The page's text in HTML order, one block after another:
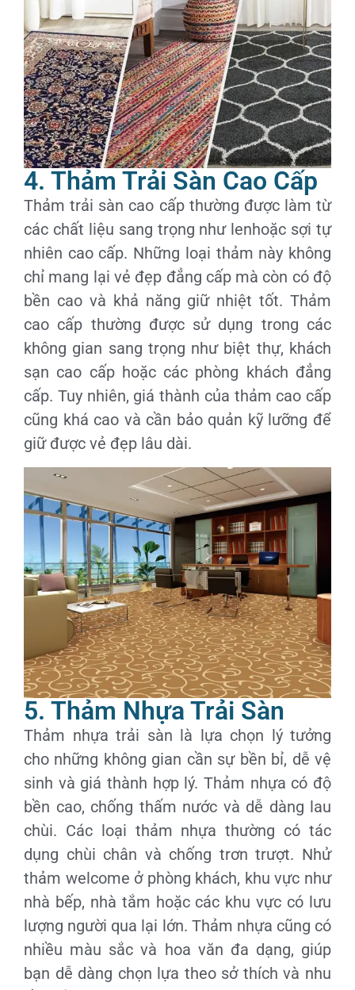
4. Thảm Trải Sàn Cao Cấp
Thảm trải sàn cao cấp thường được làm từ
các chất liệu sang trọng như lenhoặc sợi tự
nhiên cao cấp. Những loại thảm này không
chỉ mang lại vẻ đẹp đẳng cấp mà còn có độ
bền cao và khả năng giữ nhiệt tốt. Thảm
cao cấp thường được sử dụng trong các
không gian sang trọng như biệt thự, khách
sạn cao cấp hoặc các phòng khách đẳng
cấp. Tuy nhiên, giá thành của thảm cao cấp
cũng khá cao và cần bảo quản kỹ lưỡng để
giữ được vẻ đẹp lâu dài.
5. Thảm Nhựa Trải Sàn
Thảm nhựa trải sàn là lựa chọn lý tưởng
cho những không gian cần sự bền bỉ, dễ vệ
sinh và giá thành hợp lý. Thảm nhựa có độ
bền cao, chống thấm nước và dễ dàng lau
chùi. Các loại thảm nhựa thường có tác
dụng chùi chân và chống trơn trượt. Nhử
thảm welcome ở phòng khách, khu vực như
nhà bếp, nhà tắm hoặc các khu vực có lưu
lượng người qua lại lớn. Thảm nhựa cũng có
nhiều màu sắc và hoa văn đa dạng, giúp
bạn dễ dàng chọn lựa theo sở thích và nhu